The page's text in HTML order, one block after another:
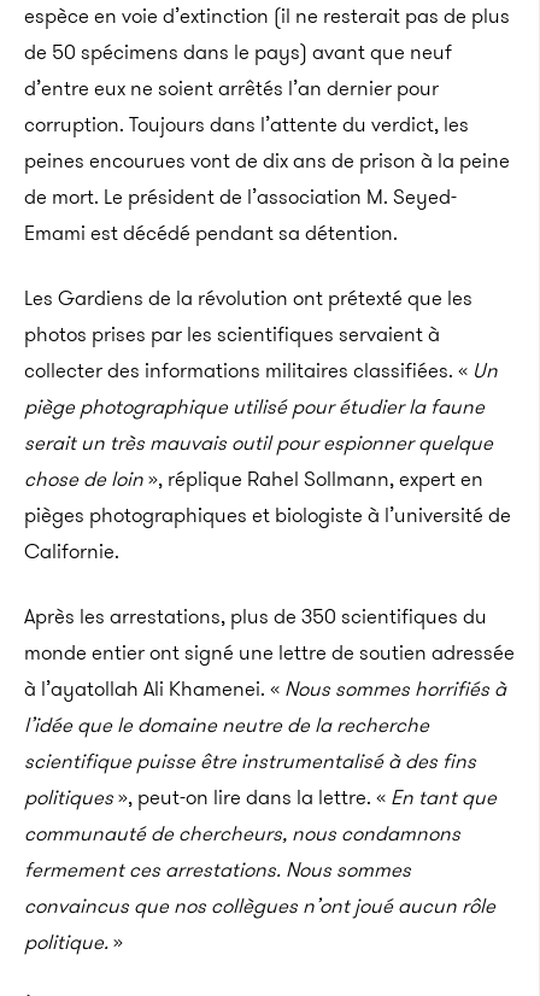
espèce en voie d’extinction (il ne resterait pas de plus
de 50 spécimens dans le pays) avant que neuf
d’entre eux ne soient arrêtés l’an dernier pour
corruption. Toujours dans l’attente du verdict, les
peines encourues vont de dix ans de prison à la peine
de mort. Le président de l’association M. Seyed-
Emami est décédé pendant sa détention.
Les Gardiens de la révolution ont prétexté que les
photos prises par les scientifiques servaient à
collecter des informations militaires classifiées. « Un
piège photographique utilisé pour étudier la faune
serait un très mauvais outil pour espionner quelque
chose de loin», réplique Rahel Sollmann, expert en
pièges photographiques et biologiste à l’université de
Californie.
Après les arrestations, plus de 350 scientifiques du
monde entier ont signé une lettre de soutien adressée
à l’ayatollah Ali Khamenei. « Nous sommes horrifiés à
l’idée que le domaine neutre de la recherche
scientifique puisse être instrumentalisé à des fins
politiques», peut-on lire dans la lettre. « En tant que
communauté de chercheurs, nous condamnons
fermement ces arrestations. Nous sommes
convaincus que nos collègues n’ont joué aucun rôle
politique.»